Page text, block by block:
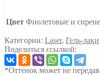
Цвет Фиолетовые и
Категории: Laser, Гель-лаки
Поделиться ссылкой:
*Оттенок может не